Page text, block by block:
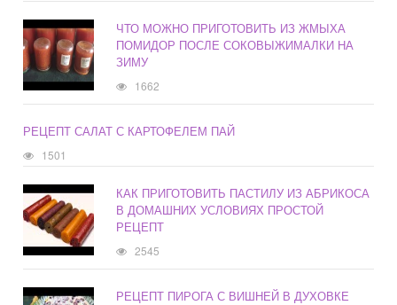
ЧТО МОЖНО ПРИГОТОВИТЬ ИЗ ЖМЫХА
ПОМИДОР ПОСЛЕ СОКОВЫЖИМАЛКИ НА
ЗИМУ
1662
РЕЦЕПТ САЛАТ С КАРТОФЕЛЕМ ПАЙ
1501
КАК ПРИГОТОВИТЬ ПАСТИЛУ ИЗ АБРИКОСА
В ДОМАШНИХ УСЛОВИЯХ ПРОСТОЙ
РЕЦЕПТ
2545
РЕЦЕПТ ПИРОГА С ВИШНЕЙ В ДУХОВКЕ